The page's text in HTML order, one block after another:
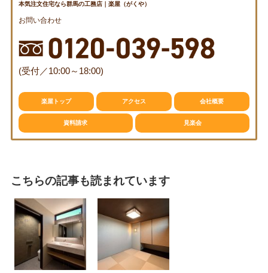
本気注文住宅なら群馬の工務店｜楽屋（がくや）
お問い合わせ
(受付／10:00～18:00)
楽屋トップ アクセス 会社概要
資料請求 見楽会
こちらの記事も読まれています